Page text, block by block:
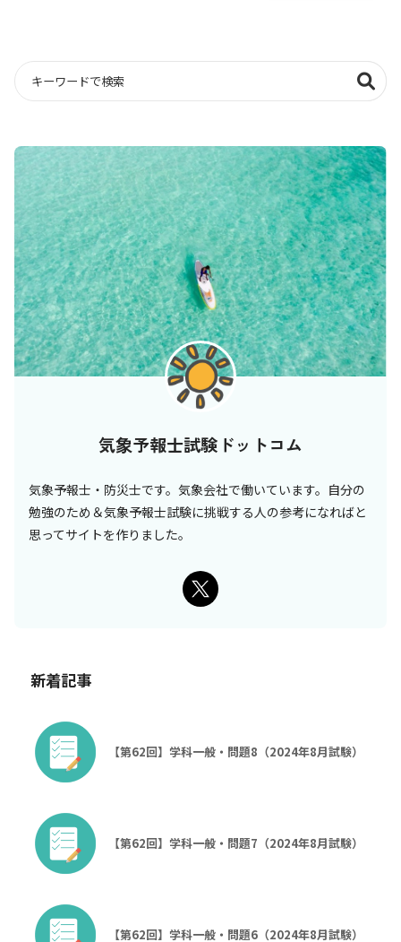
気象予報士試験ドットコム
気象予報士・防災士です。気象会社で働いています。自分の
勉強のため＆気象予報士試験に挑戦する人の参考になればと
思ってサイトを作りました。
新着記事
【第62回】学科一般・問題8（2024年8月試験）
【第62回】学科一般・問題7（2024年8月試験）
【第62回】学科一般・問題6（2024年8月試験）